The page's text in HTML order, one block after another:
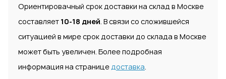
Ориентировачный срок доставки на склад в Москве
составляет 10-18 дней. В связи со сложившейся
ситуацией в мире срок доставки до склада в Москве
может быть увеличен. Более подробная
информация на страницедоставка.